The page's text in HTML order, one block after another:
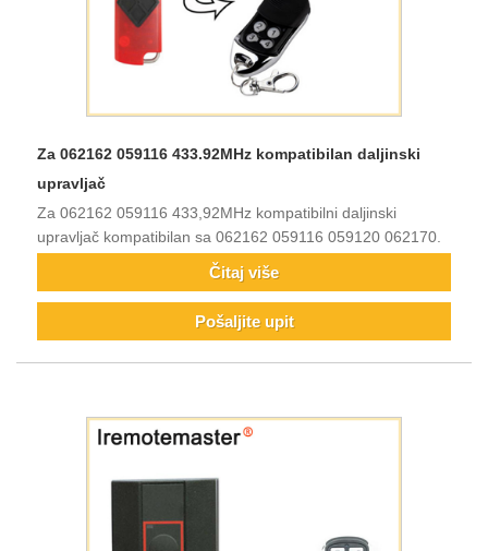
Za 062162 059116 433.92MHz kompatibilan daljinski
upravljač
Za 062162 059116 433,92MHz kompatibilni daljinski
upravljač kompatibilan sa 062162 059116 059120 062170.
Čitaj više
Pošaljite upit